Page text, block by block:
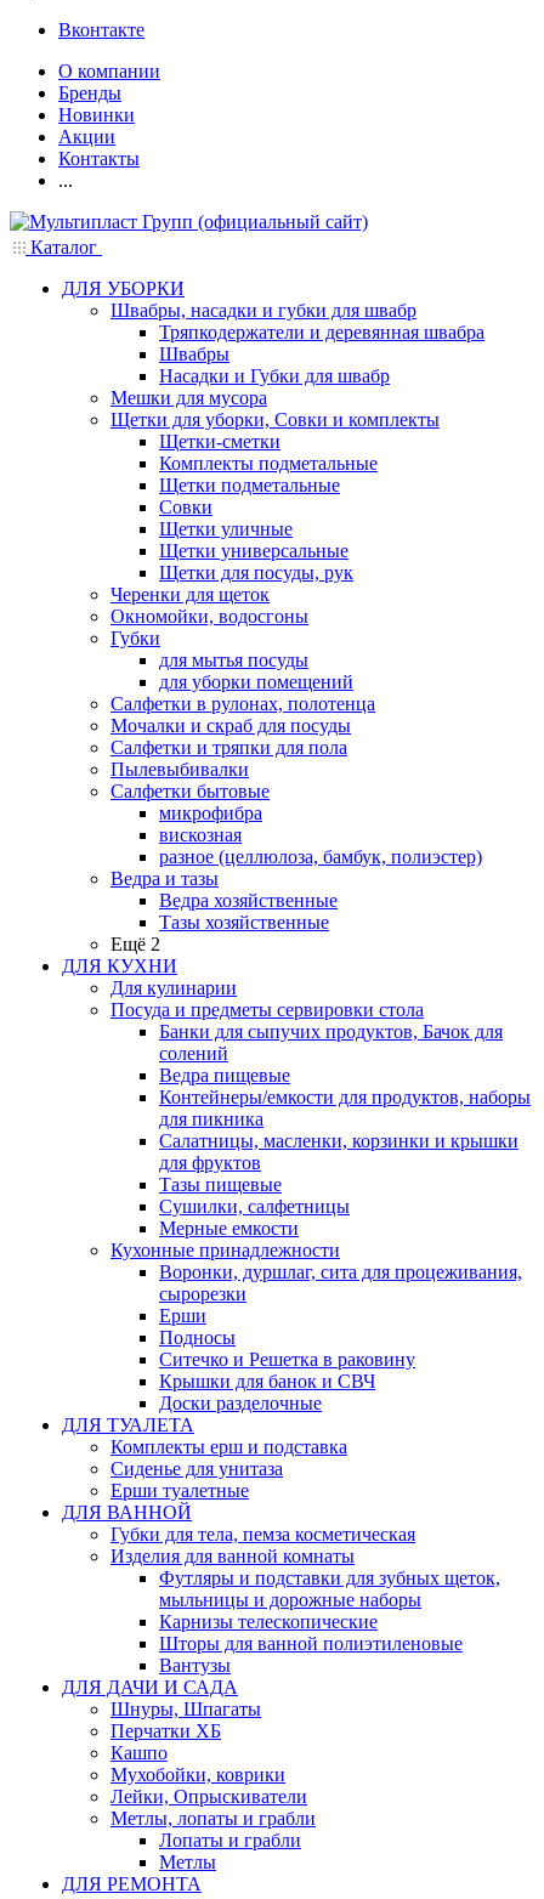
Вконтакте
О компании
Бренды
Новинки
Акции
Контакты
...
Каталог
ДЛЯ УБОРКИ
Швабры, насадки и губки для швабр
Тряпкодержатели и деревянная швабра
Швабры
Насадки и Губки для швабр
Мешки для мусора
Щетки для уборки, Совки и комплекты
Щетки-сметки
Комплекты подметальные
Щетки подметальные
Совки
Щетки уличные
Щетки универсальные
Щетки для посуды, рук
Черенки для щеток
Окномойки, водосгоны
Губки
для мытья посуды
для уборки помещений
Салфетки в рулонах, полотенца
Мочалки и скраб для посуды
Салфетки и тряпки для пола
Пылевыбивалки
Салфетки бытовые
микрофибра
вискозная
разное (целлюлоза, бамбук, полиэстер)
Ведра и тазы
Ведра хозяйственные
Тазы хозяйственные
Ещё 2
ДЛЯ КУХНИ
Для кулинарии
Посуда и предметы сервировки стола
Банки для сыпучих продуктов, Бачок для
солений
Ведра пищевые
Контейнеры/емкости для продуктов, наборы
для пикника
Салатницы, масленки, корзинки и крышки
для фруктов
Тазы пищевые
Сушилки, салфетницы
Мерные емкости
Кухонные принадлежности
Воронки, дуршлаг, сита для процеживания,
сырорезки
Ерши
Подносы
Ситечко и Решетка в раковину
Крышки для банок и СВЧ
Доски разделочные
ДЛЯ ТУАЛЕТА
Комплекты ерш и подставка
Сиденье для унитаза
Ерши туалетные
ДЛЯ ВАННОЙ
Губки для тела, пемза косметическая
Изделия для ванной комнаты
Футляры и подставки для зубных щеток,
мыльницы и дорожные наборы
Карнизы телескопические
Шторы для ванной полиэтиленовые
Вантузы
ДЛЯ ДАЧИ И САДА
Шнуры, Шпагаты
Перчатки ХБ
Кашпо
Мухобойки, коврики
Лейки, Опрыскиватели
Метлы, лопаты и грабли
Лопаты и грабли
Метлы
ДЛЯ РЕМОНТА